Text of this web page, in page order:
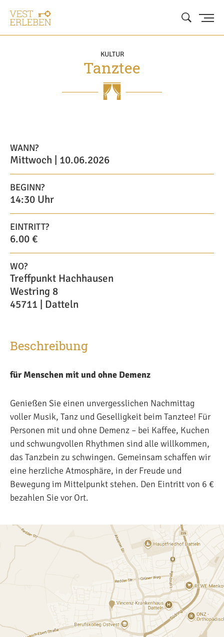
KULTUR
Tanztee
WANN?
Mittwoch | 10.06.2026
BEGINN?
14:30 Uhr
EINTRITT?
6.00 €
WO?
Treffpunkt Hachhausen
Westring 8
45711 | Datteln
Beschreibung
für Menschen mit und ohne Demenz
Genießen Sie einen unvergesslichen Nachmittag
voller Musik, Tanz und Geselligkeit beim Tanztee! Für
Personen mit und ohne Demenz – bei Kaffee, Kuchen
und schwungvollen Rhythmen sind alle willkommen,
das Tanzbein zu schwingen. Gemeinsam schaffen wir
eine herzliche Atmosphäre, in der Freude und
Bewegung im Mittelpunkt stehen. Den Eintritt von 6 €
bezahlen Sie vor Ort.